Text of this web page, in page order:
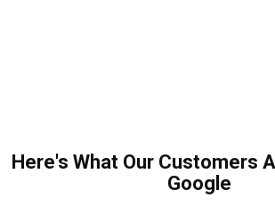
Here's What Our Customers
Google